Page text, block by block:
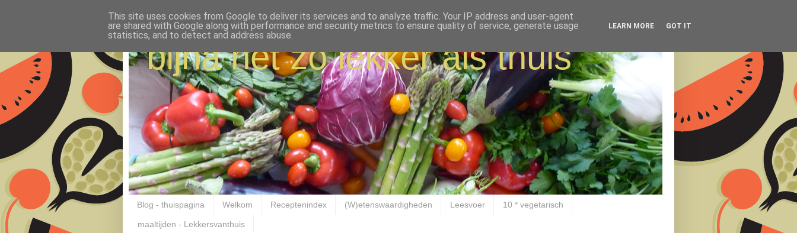
bijna net zo lekker als thuis
Blog - thuispagina Welkom Receptenindex (W)etenswaardigheden Leesvoer 10 * vegetarisch
maaltijden - Lekkersvanthuis
This site uses cookies from Google to deliver its services and to analyze traffic. Your IP address and user-agent
are shared with Google along with performance and security metrics to ensure quality of service, generate usage
statistics, and to detect and address abuse.
LEARN MORE GOT IT